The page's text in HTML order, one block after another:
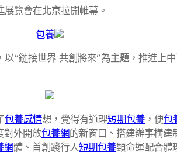
覽會在北京拉開帷幕。
包養
以“鏈接世界 共創將來”為主題，推進上
包養感情想，覺得有道理短期包養，便包
對外開放包養網的新窗口、搭建辦事構建
網體、首創踐行人短期包養類命運配合體